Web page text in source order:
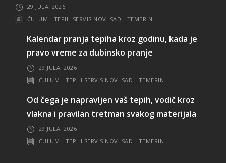
29 JULA, 2026
ĆULUM - TEPIH SERVIS NOVI SAD - TEMERIN
Kalendar pranja tepiha kroz godinu, kada je
pravo vreme za dubinsko pranje
29 JULA, 2026
ĆULUM - TEPIH SERVIS NOVI SAD - TEMERIN
Od čega je napravljen vaš tepih, vodič kroz
vlakna i pravilan tretman svakog materijala
29 JULA, 2026
ĆULUM - TEPIH SERVIS NOVI SAD - TEMERIN